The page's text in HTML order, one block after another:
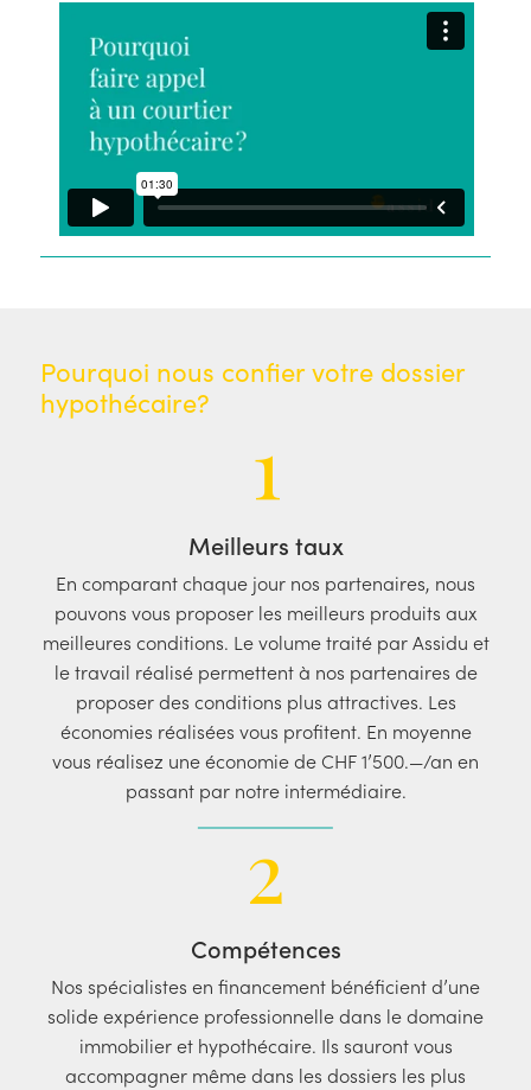
Pourquoi nous confier votre dossier
hypothécaire?
1
Meilleurs taux
En comparant chaque jour nos partenaires, nous
pouvons vous proposer les meilleurs produits aux
meilleures conditions. Le volume traité par Assidu et
le travail réalisé permettent à nos partenaires de
proposer des conditions plus attractives. Les
économies réalisées vous profitent. En moyenne
vous réalisez une économie de CHF 1’500.—/an en
passant par notre intermédiaire.
2
Compétences
Nos spécialistes en financement bénéficient d’une
solide expérience professionnelle dans le domaine
immobilier et hypothécaire. Ils sauront vous
accompagner même dans les dossiers les plus